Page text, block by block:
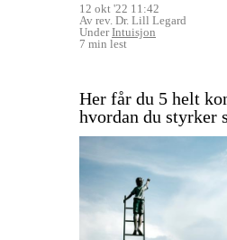
12 okt '22 11:42
Av rev. Dr. Lill Legard
UnderIntuisjon
7 min lest
Her får du 5 helt
hvordan du styrker